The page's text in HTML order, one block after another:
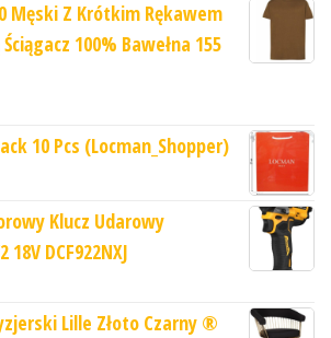
Męski Z Krótkim Rękawem
100% Bawełna 155
10 Pcs (Locman_Shopper)
Klucz Udarowy
DCF922NXJ
Lille Złoto Czarny ®